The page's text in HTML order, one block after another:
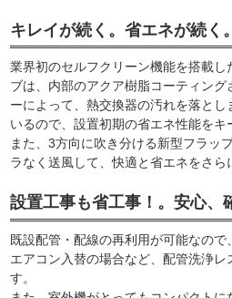
キレイが続く。省エネが続く。
業界初のセルフクリーン機能を搭載
ブは、内部のアクア樹脂コーティン
ーによって、熱交換器の汚れを落と
いるので、設置初期の省エネ性能をキ
また、3方向に吹き分ける新型フラッ
ラなく送風して、快適と省エネをさら
設置工事も省工事！。安心、
既設配管・配線の再利用が可能なの
エアコン入替の場合など、配管洗浄レ
す。